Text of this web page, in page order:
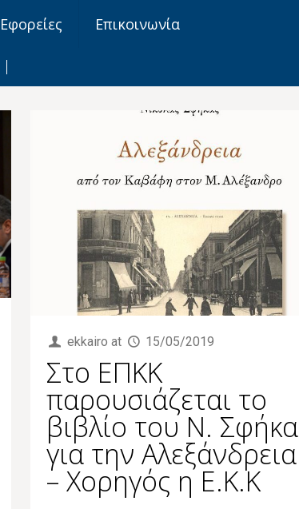
Εφορείες Επικοινωνία
ekkairo at 15/05/2019
Στο ΕΠΚΚ
παρουσιάζεται το
βιβλίο του Ν. Σφήκα
για την Αλεξάνδρεια
– Χορηγός η Ε.Κ.Κ